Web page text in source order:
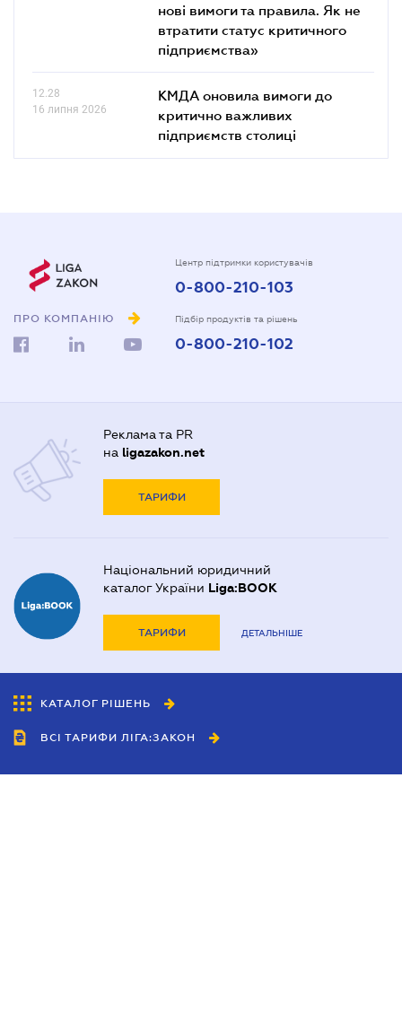
нові вимоги та правила. Як не
втратити статус критичного
підприємства»
12.28
16 липня 2026
КМДА оновила вимоги до
критично важливих
підприємств столиці
ПРО КОМПАНІЮ
Центр підтримки користувачів
0-800-210-103
Підбір продуктів та рішень
0-800-210-102
Реклама та PR
на ligazakon.net
ТАРИФИ
Національний юридичний
каталог України Liga:BOOK
ТАРИФИ ДЕТАЛЬНІШЕ
КАТАЛОГ РІШЕНЬ
ВСІ ТАРИФИ ЛІГА:ЗАКОН